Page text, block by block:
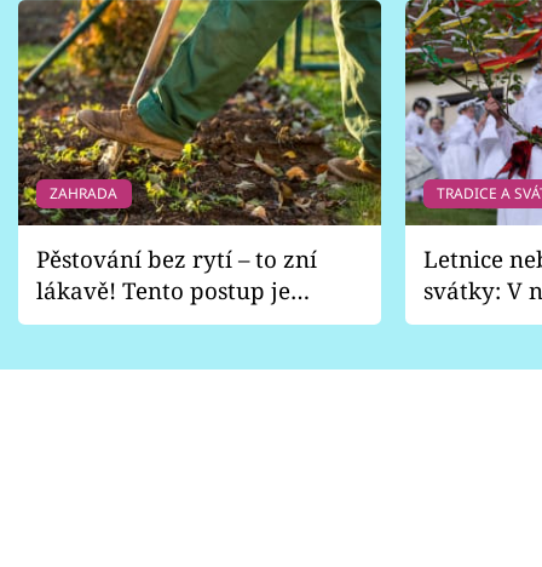
ZAHRADA
Pěstování bez rytí – to zní
lákavě! Tento postup je
vhodný jen pro některé
TRADICE A
Letnice
svátky: V
pondělí